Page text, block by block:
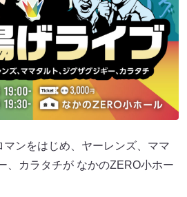
ンをはじめ、ヤーレンズ、ママ
、カラタチが なかのZERO小ホー